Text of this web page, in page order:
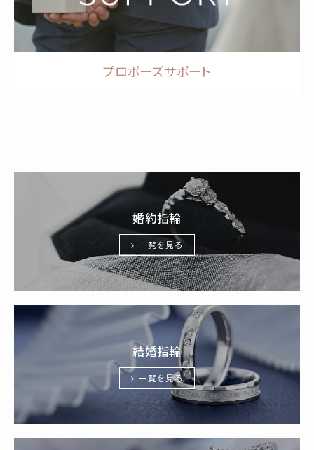
プロポーズサポート
婚約指輪
一覧を見る
結婚指輪
一覧を見る